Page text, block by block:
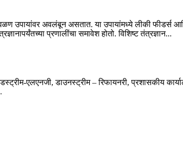
उपायांवर अवलंबून असतात. या उपायांमध्ये लीकी फीडर्स
प्रणालींचा समावेश होतो. विशिष्ट तंत्रज्ञान...
एलएनजी, डाउनस्ट्रीम – रिफायनरी, प्रशासकीय